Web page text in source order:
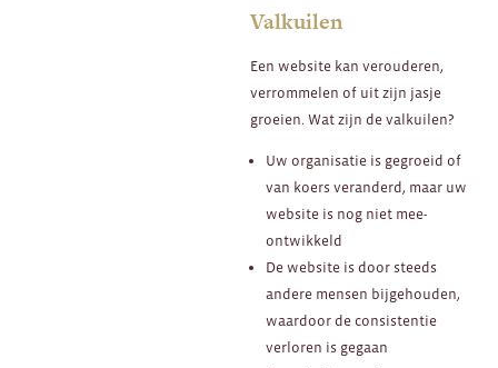
Valkuilen
Een website kan verouderen,
verrommelen of uit zijn jasje
groeien. Wat zijn de valkuilen?
Uw organisatie is gegroeid of
van koers veranderd, maar uw
website is nog niet mee-
ontwikkeld
De website is door steeds
andere mensen bijgehouden,
waardoor de consistentie
verloren is gegaan